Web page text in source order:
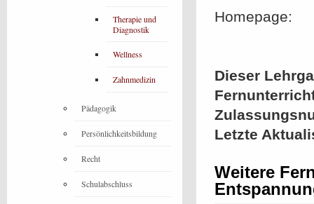
Homepage:
Dieser
Letzte
Weitere
Therapie und
Diagnostik
Wellness
Zahnmedizin
Pädagogik
Persönlichkeitsbildung
Recht
Schulabschluss